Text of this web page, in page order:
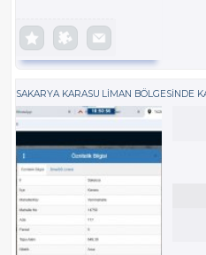
SAKARYA KARASU LIMAN BÖLGESINDE